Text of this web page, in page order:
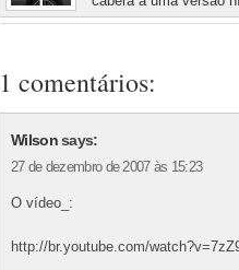
1 comentários:
Wilsonsays:
27 de dezembro de 2007 às 15:23
O vídeo_:
http://br.youtube.com/